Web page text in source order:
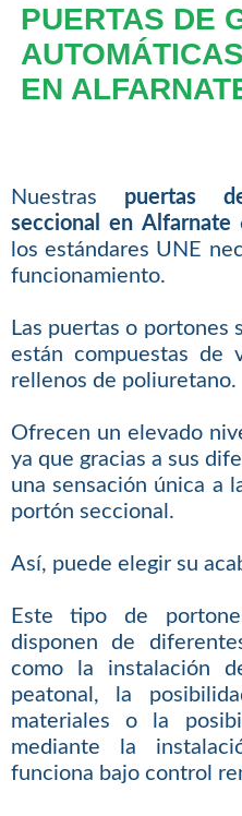
PUERTAS DE
EN
Nuestras puertas
seccional en Alfarnate
los estándares UNE
funcionamiento.
Las puertas o portones
están compuestas de
rellenos de poliuretano.
Ofrecen un elevado
ya que gracias a sus
una sensación única a
portón seccional.
Así, puede elegir su
Este tipo de
disponen de
como la instalación
peatonal, la
materiales o la
mediante la
funciona bajo control